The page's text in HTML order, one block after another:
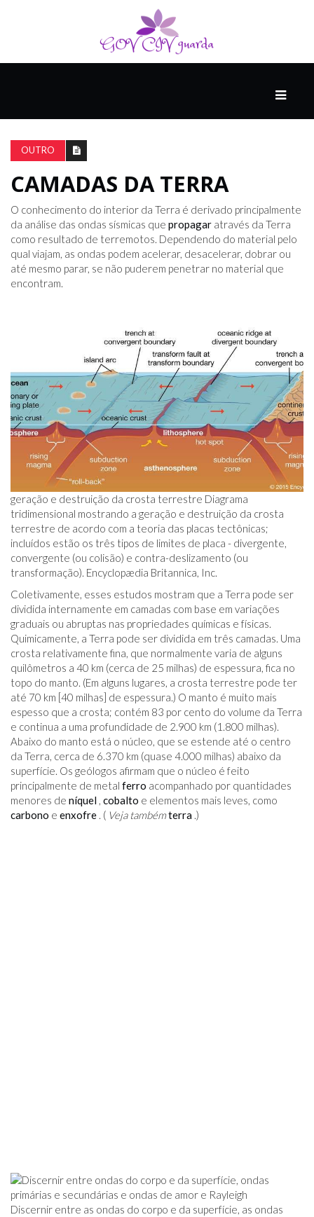
DO
THINK
COMPANHEIRO
COMEÇA
COM
OUTRO
CAMADAS DA TERRA
O conhecimento do interior da Terra é derivado principalmente
da análise das ondas sísmicas que propagar através da Terra
como resultado de terremotos. Dependendo do material pelo
qual viajam, as ondas podem acelerar, desacelerar, dobrar ou
até mesmo parar, se não puderem penetrar no material que
encontram.
geração e destruição da crosta terrestre Diagrama
tridimensional mostrando a geração e destruição da crosta
terrestre de acordo com a teoria das placas tectônicas;
incluídos estão os três tipos de limites de placa - divergente,
convergente (ou colisão) e contra-deslizamento (ou
transformação). Encyclopædia Britannica, Inc.
Coletivamente, esses estudos mostram que a Terra pode ser
dividida internamente em camadas com base em variações
graduais ou abruptas nas propriedades químicas e físicas.
Quimicamente, a Terra pode ser dividida em três camadas. Uma
crosta relativamente fina, que normalmente varia de alguns
quilômetros a 40 km (cerca de 25 milhas) de espessura, fica no
topo do manto. (Em alguns lugares, a crosta terrestre pode ter
até 70 km [40 milhas] de espessura.) O manto é muito mais
espesso que a crosta; contém 83 por cento do volume da Terra
e continua a uma profundidade de 2.900 km (1.800 milhas).
Abaixo do manto está o núcleo, que se estende até o centro
da Terra, cerca de 6.370 km (quase 4.000 milhas) abaixo da
superfície. Os geólogos afirmam que o núcleo é feito
principalmente de metal ferro acompanhado por quantidades
menores de níquel , cobalto e elementos mais leves, como
carbono e enxofre . ( Veja tambémterra .)
Discernir entre as ondas do corpo e da superfície, as ondas